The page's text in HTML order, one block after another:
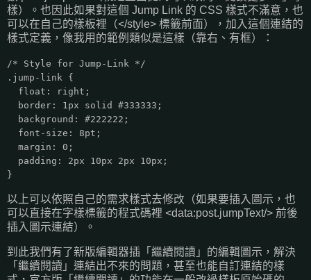
樣）。也因此如果對這個 Jump Link 的 CSS 樣式不滿意，也
可以在自己的樣板裡（</style> 標籤前面），加入這個連結的
樣式定義，像我用的範例類似是這樣（靠右、有框）：
/* Style for Jump-Link */
.jump-link {
float: right;
border: 1px solid #333333;
background: #222222;
font-size: 8pt;
margin: 0;
padding: 2px 10px 2px 10px;
}
以上可以依照自己的需求樣式去修改（如果要插入圖示，也
可以直接在字樣標籤的程式碼裡 <data:post.jumpText/> 前後
插入圖示連結）。
到此我們有了新版編輯器插「繼續閱讀」的編輯圖示，解決
「繼續閱讀」連結出不來的問題，甚至也能自訂連結的樣